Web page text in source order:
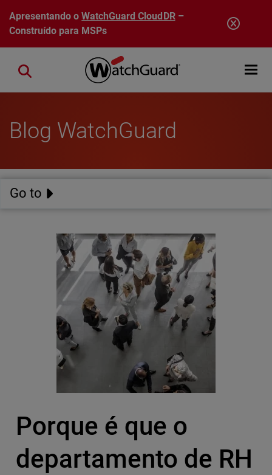
Pular para o conteúdo principal
Apresentando oWatchGuard CloudDR–
Construído para MSPs
Open
Close search
Blog WatchGuard
Go to
Porque é que o
departamento de RH